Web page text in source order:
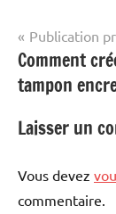
Navigation
de
l’article
Publication
Comment
tampon
Laisser un
Vous devez
commentaire.